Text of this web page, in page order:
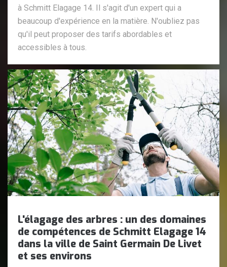
à Schmitt Elagage 14. Il s'agit d'un expert qui a
beaucoup d'expérience en la matière. N'oubliez pas
qu'il peut proposer des tarifs abordables et
accessibles à tous.
L'élagage des arbres : un des domaines
de compétences de Schmitt Elagage 14
dans la ville de Saint Germain De Livet
et ses environs